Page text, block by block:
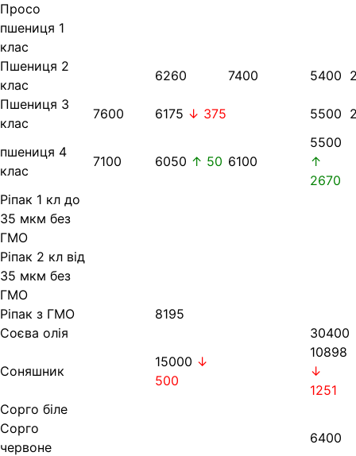
Просо
пшениця 1
клас
Пшениця 2
клас
6260 7400 5400
Пшениця 3
клас
7600 6175 ↓ 375 5500
пшениця 4
клас
7100 6050 ↑ 50 6100
5500
↑
2670
Ріпак 1 кл до
35 мкм без
ГМО
Ріпак 2 кл від
35 мкм без
ГМО
Ріпак з ГМО
8195
Соєва олія
30400
Соняшник
15000 ↓
500
10898
↓
1251
Сорго біле
Сорго
червоне
6400